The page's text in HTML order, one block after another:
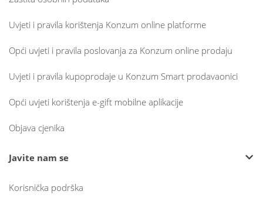
Uvjeti i pravila korištenja Konzum online platforme
Opći uvjeti i pravila poslovanja za Konzum online prodaju
Uvjeti i pravila kupoprodaje u Konzum Smart prodavaonici
Opći uvjeti korištenja e-gift mobilne aplikacije
Objava cjenika
Javite nam se
Korisnička podrška